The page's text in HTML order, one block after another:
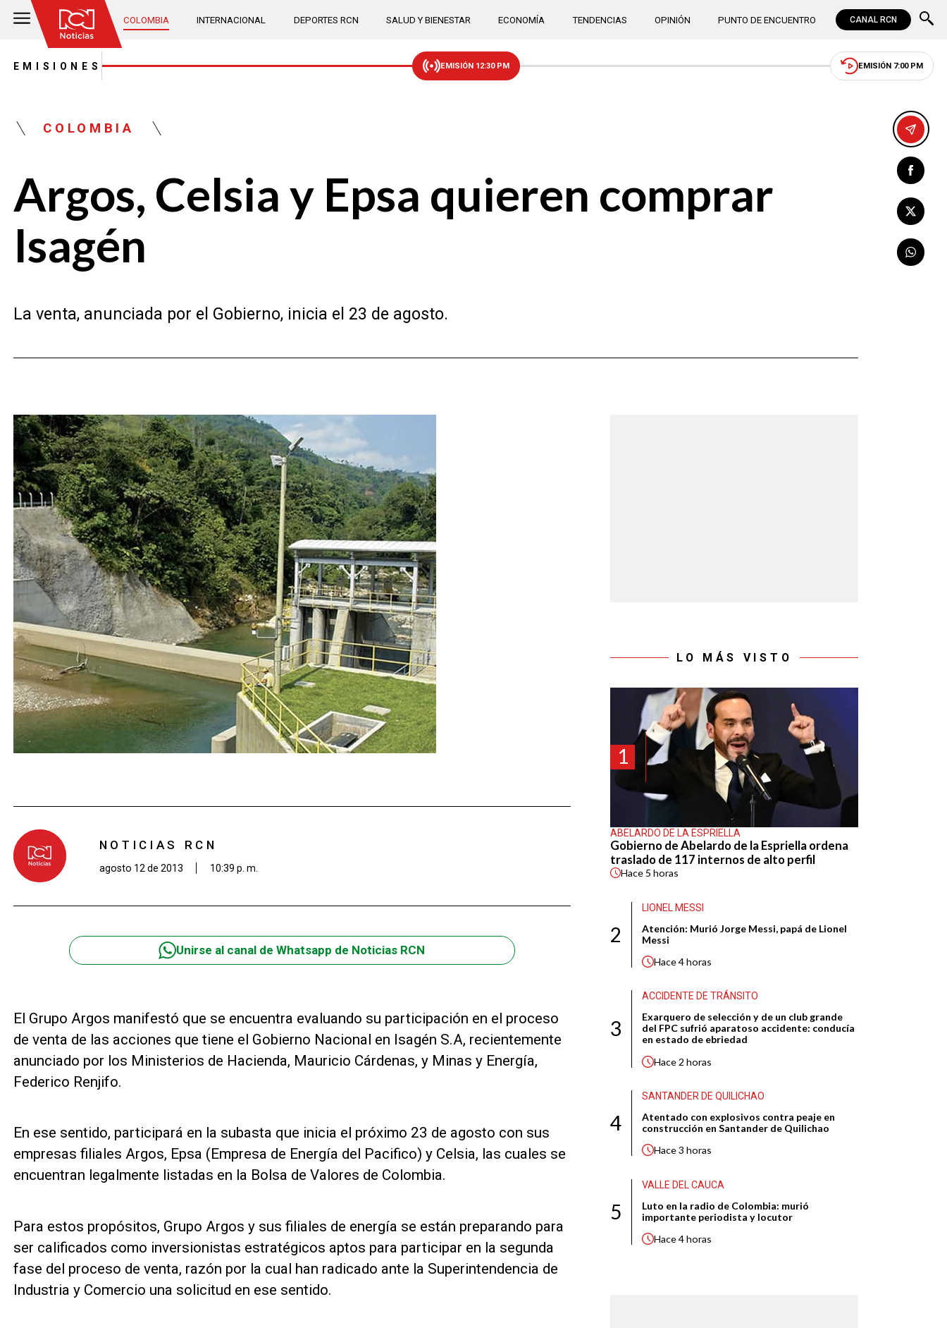
COLOMBIA INTERNACIONAL DEPORTES RCN SALUD Y BIENESTAR ECONOMÍA TENDENCIAS OPINIÓN PUNTO DE ENCUENTRO CANAL RCN
EMISIONES EMISIÓN 12:30 PM EMISIÓN 7:00 PM
COLOMBIA
Argos, Celsia y Epsa quieren comprar
Isagén
La venta, anunciada por el Gobierno, inicia el 23 de agosto.
NOTICIAS RCN
agosto 12 de 2013 10:39 p. m.
Unirse al canal de Whatsapp de Noticias RCN
El Grupo Argos manifestó que se encuentra evaluando su participación en el proceso
de venta de las acciones que tiene el Gobierno Nacional en Isagén S.A, recientemente
anunciado por los Ministerios de Hacienda, Mauricio Cárdenas, y Minas y Energía,
Federico Renjifo.
En ese sentido, participará en la subasta que inicia el próximo 23 de agosto con sus
empresas filiales Argos, Epsa (Empresa de Energía del Pacifico) y Celsia, las cuales se
encuentran legalmente listadas en la Bolsa de Valores de Colombia.
Para estos propósitos, Grupo Argos y sus filiales de energía se están preparando para
ser calificados como inversionistas estratégicos aptos para participar en la segunda
fase del proceso de venta, razón por la cual han radicado ante la Superintendencia de
Industria y Comercio una solicitud en ese sentido.
LO MÁS VISTO
1
ABELARDO DE LA ESPRIELLA
Gobierno de Abelardo de la Espriella ordena
traslado de 117 internos de alto perfil
Hace 5 horas
2
LIONEL MESSI
Atención: Murió Jorge Messi, papá de Lionel
Messi
Hace4 horas
3
ACCIDENTE DE TRÁNSITO
Exarquero de selección y de un club grande
del FPC sufrió aparatoso accidente: conducía
en estado de ebriedad
Hace2 horas
4
SANTANDER DE QUILICHAO
Atentado con explosivos contra peaje en
construcción en Santander de Quilichao
Hace3 horas
5
VALLE DEL CAUCA
Luto en la radio de Colombia: murió
importante periodista y locutor
Hace4 horas